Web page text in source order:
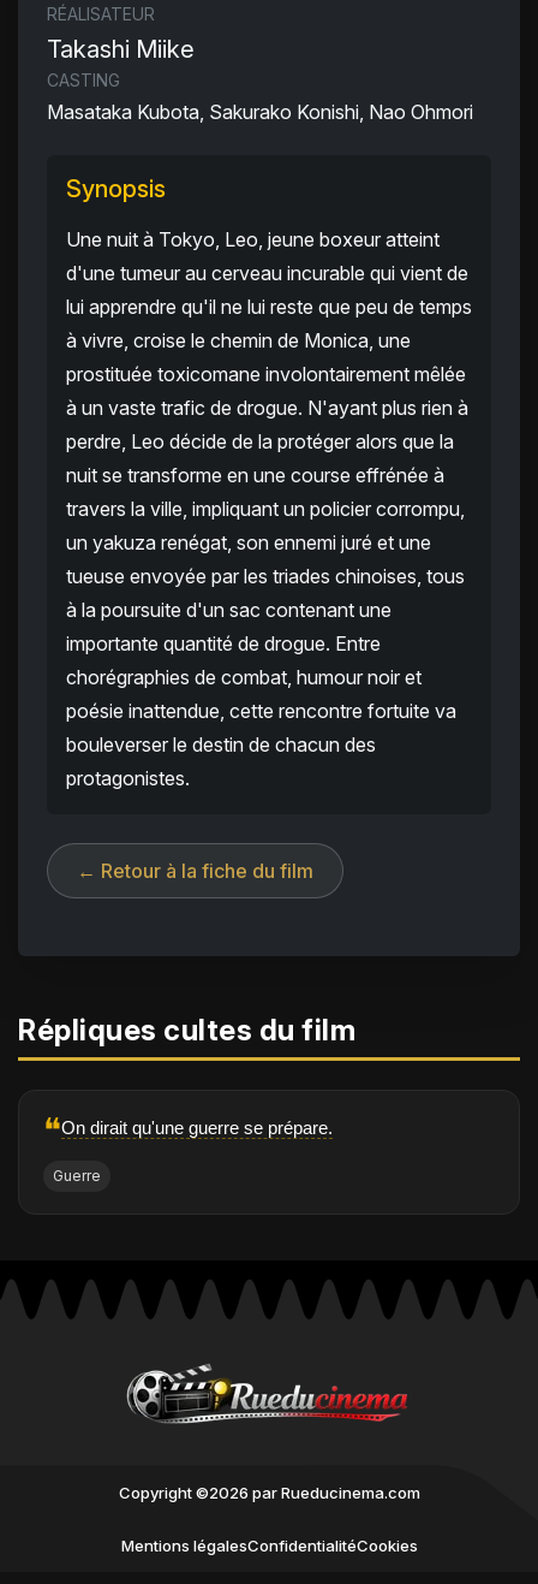
RÉALISATEUR
Takashi Miike
CASTING
Masataka Kubota, Sakurako Konishi, Nao Ohmori
Synopsis
Une nuit à Tokyo, Leo, jeune boxeur atteint
d'une tumeur au cerveau incurable qui vient de
lui apprendre qu'il ne lui reste que peu de temps
à vivre, croise le chemin de Monica, une
prostituée toxicomane involontairement mêlée
à un vaste trafic de drogue. N'ayant plus rien à
perdre, Leo décide de la protéger alors que la
nuit se transforme en une course effrénée à
travers la ville, impliquant un policier corrompu,
un yakuza renégat, son ennemi juré et une
tueuse envoyée par les triades chinoises, tous
à la poursuite d'un sac contenant une
importante quantité de drogue. Entre
chorégraphies de combat, humour noir et
poésie inattendue, cette rencontre fortuite va
bouleverser le destin de chacun des
protagonistes.
← Retour à la fiche du film
Répliques cultes du film
❝On dirait qu'une guerre se prépare.
Guerre
Copyright ©2026 par Rueducinema.com
Mentions légalesConfidentialitéCookies